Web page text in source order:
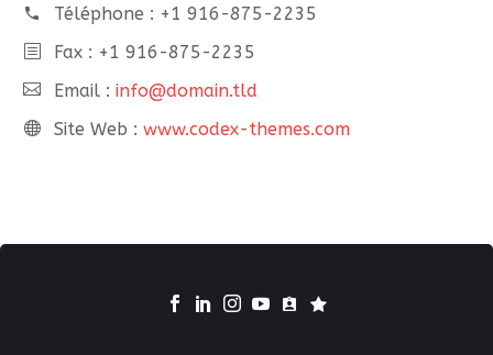
Téléphone : +1 916-875-2235
Fax : +1 916-875-2235
Email : info@domain.tld
Site Web : www.codex-themes.com